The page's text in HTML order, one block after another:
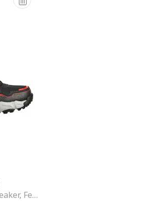
Velocitrek Combex sneaker, Fehér/Fekete/Sötétpiros